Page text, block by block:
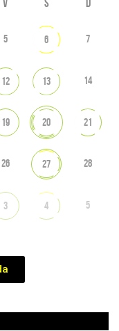
V S D
5 6 7
12 13 14
19 20 21
26 27 28
3 4 5